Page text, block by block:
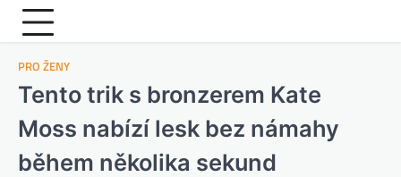
PRO ŽENY
Tento trik s bronzerem Kate
Moss nabízí lesk bez námahy
během několika sekund